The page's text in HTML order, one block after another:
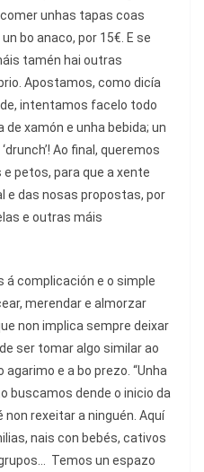
comer unhas tapas coas
bo anaco, por 15€. E se
tamén hai outras
Apostamos, como dicía
intentamos facelo todo
xamón e unha bebida; un
Ao final, queremos
petos, para que a xente
e das nosas propostas, por
e outras máis
á complicación e o simple
merendar e almorzar
non implica sempre deixar
ser tomar algo similar ao
e a bo prezo. “Unha
buscamos dende o inicio da
non rexeitar a ninguén. Aquí
nais con bebés, cativos
Temos un espazo